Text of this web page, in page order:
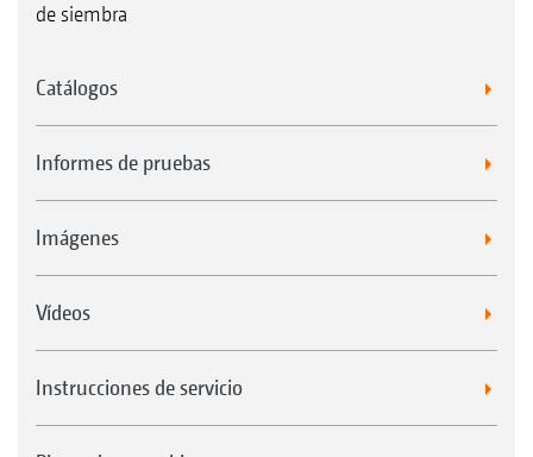
de siembra
Catálogos
Informes de pruebas
Imágenes
Vídeos
Instrucciones de servicio